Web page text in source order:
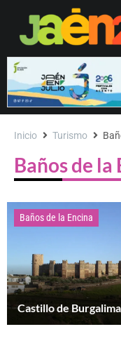
Baños de la
Inicio Turismo
Baños de la Encina
Castillo de